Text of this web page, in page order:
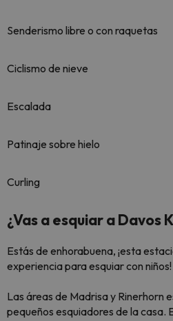
Senderismo libre o con raquetas
Ciclismo de nieve
Escalada
Patinaje sobre hielo
Curling
¿Vas a esquiar a Davos
Estás de enhorabuena, ¡esta
experiencia para esquiar con niños!
Las áreas de Madrisa y Rinerhorn
pequeños esquiadores de la casa.